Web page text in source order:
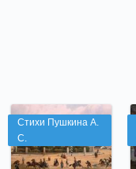
Стихи Пушкина А.
С.